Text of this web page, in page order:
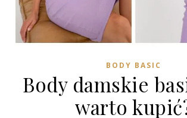
BODY BASIC
Body damskie
warto